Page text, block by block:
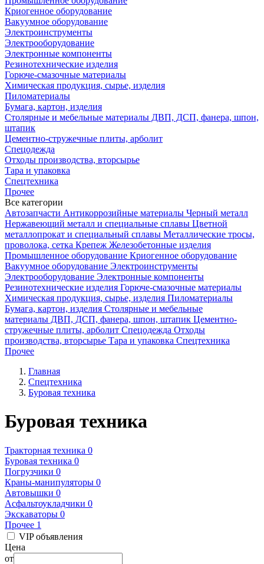
Криогенное оборудование
Вакуумное оборудование
Электроинструменты
Электрооборудование
Электронные компоненты
Резинотехнические изделия
Горюче-смазочные материалы
Химическая продукция, сырье, изделия
Пиломатериалы
Бумага, картон, изделия
Столярные и мебельные материалы ДВП, ДСП, фанера, шпон,
штапик
Цементно-стружечные плиты, арболит
Спецодежда
Отходы производства, вторсырье
Тара и упаковка
Спецтехника
Прочее
Все категории
Автозапчасти Антикоррозийные материалы Черный металл
Нержавеющий металл и специальные сплавы Цветной
металлопрокат и специальный сплавы Металлические тросы,
проволока, сетка Крепеж Железобетонные изделия
Промышленное оборудование Криогенное оборудование
Вакуумное оборудование Электроинструменты
Электрооборудование Электронные компоненты
Резинотехнические изделия Горюче-смазочные материалы
Химическая продукция, сырье, изделия Пиломатериалы
Бумага, картон, изделия Столярные и мебельные
материалы ДВП, ДСП, фанера, шпон, штапик Цементно-
стружечные плиты, арболит Спецодежда Отходы
производства, вторсырье Тара и упаковка Спецтехника
Прочее
Главная
Спецтехника
Буровая техника
Буровая техника
Тракторная техника 0
Буровая техника 0
Погрузчики 0
Краны-манипуляторы 0
Автовышки 0
Асфальтоукладчики 0
Экскаваторы 0
Прочее 1
VIP объявления
Цена
от